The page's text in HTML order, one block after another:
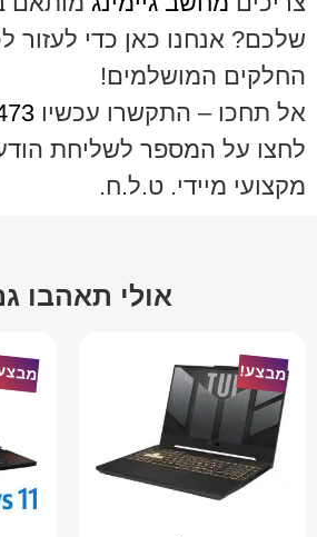
שלכם? אנחנו כאן כדי לעזור
החלקים המושלמים!
אל תחכו – התקשרו עכשיו
לחצו על המספר לשליחת
מקצועי מיידי. ט.ל.ח.
אולי תאהבו
מבצע!